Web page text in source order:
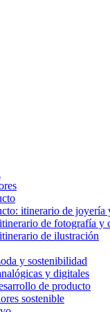
itinerario de joyería
de fotografía y
de ilustración
y sostenibilidad
y digitales
de producto
sostenible